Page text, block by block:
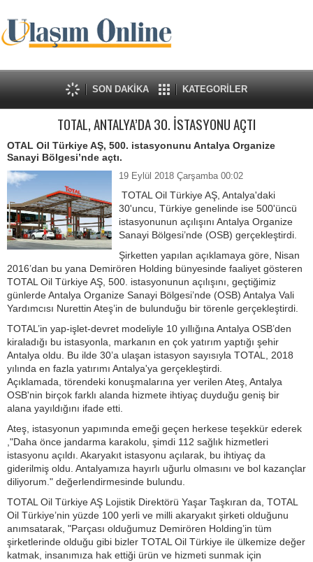
SON DAKİKA KATEGORİLER
TOTAL, ANTALYA’DA 30. İSTASYONU AÇTI
OTAL Oil Türkiye AŞ, 500. istasyonunu Antalya Organize
Sanayi Bölgesi’nde açtı.
19 Eylül 2018 Çarşamba 00:02
TOTAL Oil Türkiye AŞ, Antalya'daki
30'uncu, Türkiye genelinde ise 500'üncü
istasyonunun açılışını Antalya Organize
Sanayi Bölgesi’nde (OSB) gerçekleştirdi.
Şirketten yapılan açıklamaya göre, Nisan
2016’dan bu yana Demirören Holding bünyesinde faaliyet gösteren
TOTAL Oil Türkiye AŞ, 500. istasyonunun açılışını, geçtiğimiz
günlerde Antalya Organize Sanayi Bölgesi’nde (OSB) Antalya Vali
Yardımcısı Nurettin Ateş’in de bulunduğu bir törenle gerçekleştirdi.
TOTAL’in yap-işlet-devret modeliyle 10 yıllığına Antalya OSB’den
kiraladığı bu istasyonla, markanın en çok yatırım yaptığı şehir
Antalya oldu. Bu ilde 30’a ulaşan istasyon sayısıyla TOTAL, 2018
yılında en fazla yatırımı Antalya'ya gerçekleştirdi.
Açıklamada, törendeki konuşmalarına yer verilen Ateş, Antalya
OSB'nin birçok farklı alanda hizmete ihtiyaç duyduğu geniş bir
alana yayıldığını ifade etti.
Ateş, istasyonun yapımında emeği geçen herkese teşekkür ederek
,"Daha önce jandarma karakolu, şimdi 112 sağlık hizmetleri
istasyonu açıldı. Akaryakıt istasyonu açılarak, bu ihtiyaç da
giderilmiş oldu. Antalyamıza hayırlı uğurlu olmasını ve bol kazançlar
diliyorum." değerlendirmesinde bulundu.
TOTAL Oil Türkiye AŞ Lojistik Direktörü Yaşar Taşkıran da, TOTAL
Oil Türkiye’nin yüzde 100 yerli ve milli akaryakıt şirketi olduğunu
anımsatarak, "Parçası olduğumuz Demirören Holding’in tüm
şirketlerinde olduğu gibi bizler TOTAL Oil Türkiye ile ülkemize değer
katmak, insanımıza hak ettiği ürün ve hizmeti sunmak için